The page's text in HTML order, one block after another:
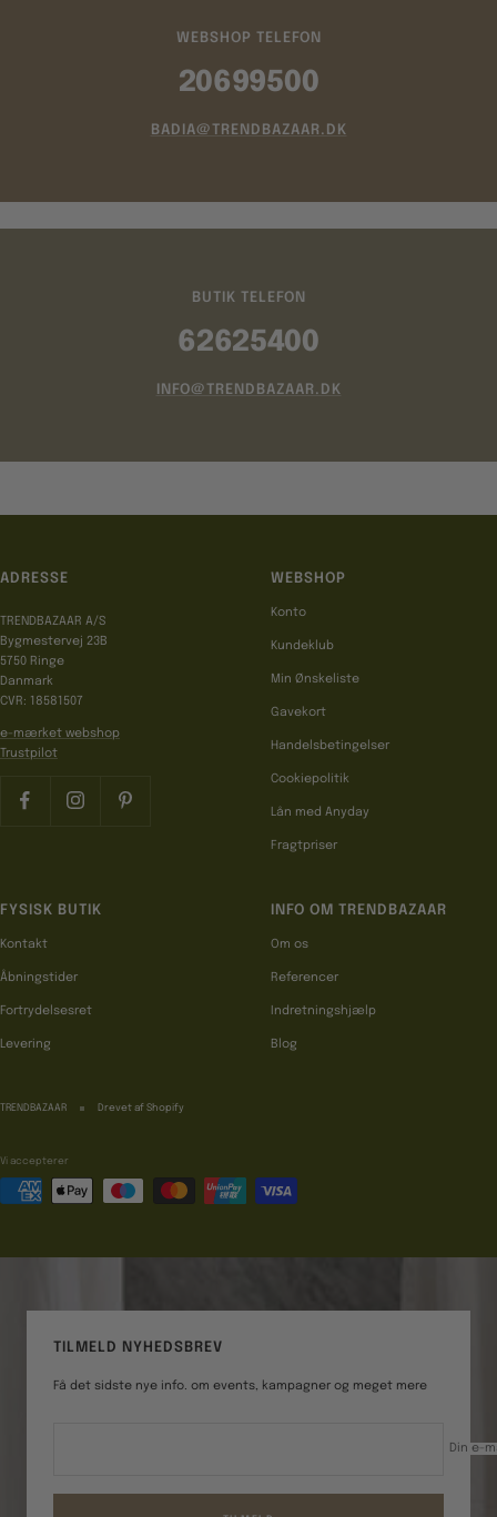
WEBSHOP TELEFON
20699500
BADIA@TRENDBAZAAR.DK
BUTIK TELEFON
62625400
INFO@TRENDBAZAAR.DK
ADRESSE
TRENDBAZAAR A/S
Bygmestervej 23B
5750 Ringe
Danmark
CVR: 18581507
e-mærket webshop
Trustpilot
WEBSHOP
Konto
Kundeklub
Min Ønskeliste
Gavekort
Handelsbetingelser
Cookiepolitik
Lån med Anyday
Fragtpriser
FYSISK BUTIK
Kontakt
Åbningstider
Fortrydelsesret
Levering
INFO OM TRENDBAZAAR
Om os
Referencer
Indretningshjælp
Blog
TRENDBAZAAR Drevet af Shopify
Vi accepterer
TILMELD NYHEDSBREV
Få det sidste nye info. om events, kampagner og meget mere
Din e-